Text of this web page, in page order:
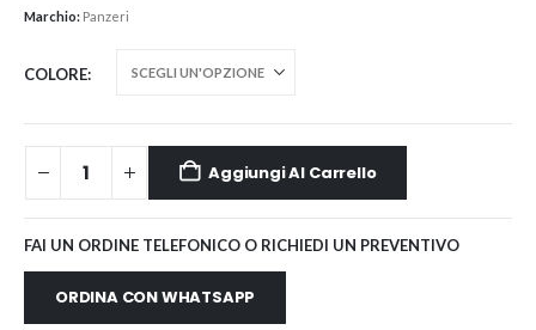
Marchio: Panzeri
COLORE
Aggiungi Al Carrello
FAI UN ORDINE TELEFONICO O RICHIEDI UN PREVENTIVO
ORDINA CON WHATSAPP